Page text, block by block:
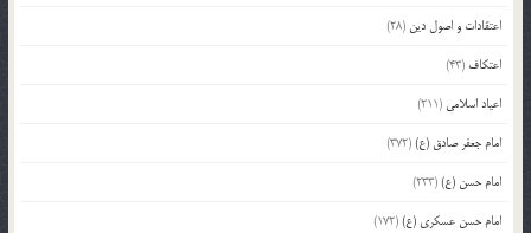
اعتقادات و اصول دین (28)
اعتکاف (43)
اعیاد اسلامی (211)
امام جعفر صادق (ع)(372)
امام حسن (ع)(233)
امام حسن عسکری (ع)(172)